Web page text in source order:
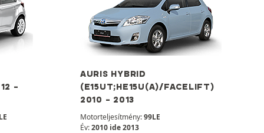
-
AURIS HYBRID
(E15UT;HE15U(A)/FACELIFT)
2010 - 2013
Motorteljesítmény:99LE
Év:2010 ide 2013